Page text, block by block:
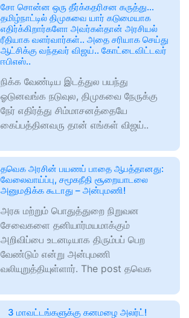
சோ சொன்ன ஒரு தீர்க்கதரிசன கருத்து…
தமிழ்நாட்டில் திமுகவை யார் கடுமையாக
எதிர்க்கிறார்களோ அவர்கள்தான் அரசியல்
ரீதியாக வளர்வார்கள்.. அதை சரியாக செய்து
ஆட்சிக்கு வந்தவர் விஜய்.. கோட்டைவிட்டவர்
ஈபிஎஸ்..
நிக்க வேண்டிய இடத்துல பயந்து
ஓடுனவங்க நடுவுல, திமுகவை நேருக்கு
நேர் எதிர்த்து சிம்மாசனத்தையே
கைப்பத்தினவரு தான் எங்கள் விஜய்..
தவெக அரசின் பயணப் பாதை ஆபத்தானது:
வேலைவாய்ப்பு, சமூகநீதி சூறையாடலை
அனுமதிக்க கூடாது – அன்புமணி!
அரசு மற்றும் பொதுத்துறை நிறுவன
சேவைகளை தனியார்மயமாக்கும்
அறிவிப்பை உடனடியாக திரும்பப் பெற
வேண்டும் என்று அன்புமணி
வலியுறுத்தியுள்ளார். The post தவெக
3 மாவட்டங்களுக்கு கனமழை அலர்ட்!